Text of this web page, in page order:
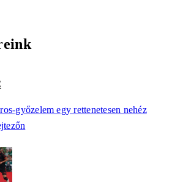
győzelem egy rettenetesen nehéz